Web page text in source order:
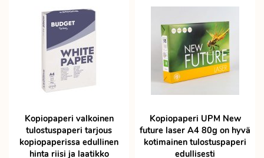
Kopiopaperi valkoinen
tulostuspaperi tarjous
kopiopaperissa edullinen
hinta riisi ja laatikko
Kopiopaperi UPM New
future laser A4 80g on hyvä
kotimainen tulostuspaperi
edullisesti